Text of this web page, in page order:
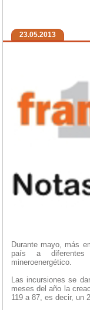
23.05.2013
Durante mayo, más
país a diferentes
mineroenergético.
Las incursiones se
meses del año la
119 a 87, es decir, un